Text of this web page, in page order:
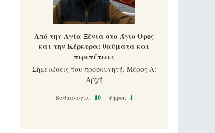
Από την Αγία Ξένια στο Άγιο Όρος
και την Κέρκυρα: θαύματα και
περιπέτειες
Σημειώσεις του προσκυνητή. Μέρος Α:
Αρχή
Βαθμολογία: 10 Ψήφοι: 1